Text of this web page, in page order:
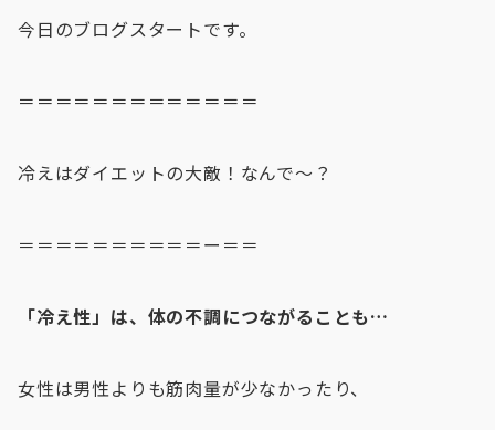
今日のブログスタートです。
＝＝＝＝＝＝＝＝＝＝＝＝＝
冷えはダイエットの大敵！なんで〜？
＝＝＝＝＝＝＝＝＝＝ー＝＝
「冷え性」は、体の不調につながることも…
女性は男性よりも筋肉量が少なかったり、